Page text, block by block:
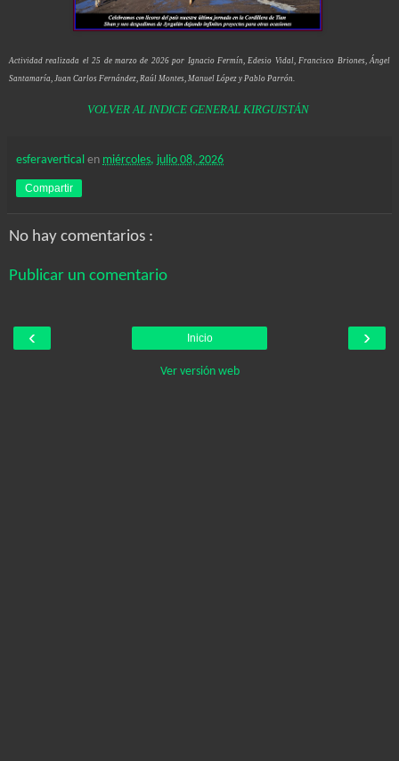
Actividad realizada el 25 de marzo de 2026 por Ignacio Fermín, Edesio Vidal, Francisco Briones, Ángel
Santamaría, Juan Carlos Fernández, Raúl Montes, Manuel López y Pablo Parrón.
VOLVER AL INDICE GENERAL KIRGUISTÁN
esferavertical en miércoles, julio 08, 2026
Compartir
No hay comentarios :
Publicar un comentario
‹ ›
Inicio
Ver versión web